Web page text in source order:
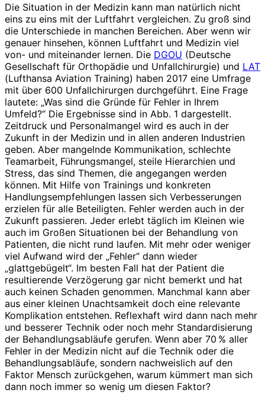
Die Situation in der Medizin kann man natürlich nicht
eins zu eins mit der Luftfahrt vergleichen. Zu groß sind
die Unterschiede in manchen Bereichen. Aber wenn wir
genauer hinsehen, können Luftfahrt und Medizin viel
von- und miteinander lernen. Die DGOU (Deutsche
Gesellschaft für Orthopädie und Unfallchirurgie) und LAT
(Lufthansa Aviation Training) haben 2017 eine Umfrage
mit über 600 Unfallchirurgen durchgeführt. Eine Frage
lautete: „Was sind die Gründe für Fehler in Ihrem
Umfeld?“ Die Ergebnisse sind in Abb. 1 dargestellt.
Zeitdruck und Personalmangel wird es auch in der
Zukunft in der Medizin und in allen anderen Industrien
geben. Aber mangelnde Kommunikation, schlechte
Teamarbeit, Führungsmangel, steile Hierarchien und
Stress, das sind Themen, die angegangen werden
können. Mit Hilfe von Trainings und konkreten
Handlungsempfehlungen lassen sich Verbesserungen
erzielen für alle Beteiligten. Fehler werden auch in der
Zukunft passieren. Jeder erlebt täglich im Kleinen wie
auch im Großen Situationen bei der Behandlung von
Patienten, die nicht rund laufen. Mit mehr oder weniger
viel Aufwand wird der „Fehler“ dann wieder
„glattgebügelt“. Im besten Fall hat der Patient die
resultierende Verzögerung gar nicht bemerkt und hat
auch keinen Schaden genommen. Manchmal kann aber
aus einer kleinen Unachtsamkeit doch eine relevante
Komplikation entstehen. Reflexhaft wird dann nach mehr
und besserer Technik oder noch mehr Standardisierung
der Behandlungsabläufe gerufen. Wenn aber 70 % aller
Fehler in der Medizin nicht auf die Technik oder die
Behandlungsabläufe, sondern nachweislich auf den
Faktor Mensch zurückgehen, warum kümmert man sich
dann noch immer so wenig um diesen Faktor?